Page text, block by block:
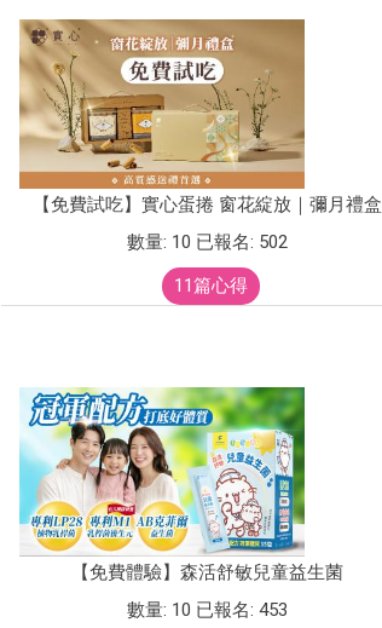
【免費試吃】實心蛋捲 窗花綻放｜彌月禮盒
數量: 10 已報名: 502
11篇心得
【免費體驗】森活舒敏兒童益生菌
數量: 10 已報名: 453